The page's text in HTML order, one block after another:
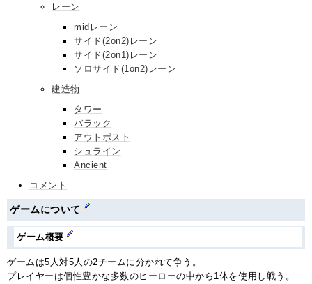
レーン
midレーン
サイド(2on2)レーン
サイド(2on1)レーン
ソロサイド(1on2)レーン
建造物
タワー
バラック
アウトポスト
シュライン
Ancient
コメント
ゲームについて
ゲーム概要
ゲームは5人対5人の2チームに分かれて争う。
プレイヤーは個性豊かな多数のヒーローの中から1体を使用し戦う。